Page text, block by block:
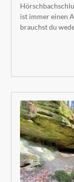
ist immer einen
brauchst du